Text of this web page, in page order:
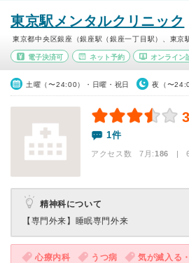
東京駅メンタルクリニック
東京都中央区銀座（銀座駅（銀座一丁目駅）、東京
電子決済可 ネット予約 オンライン
土曜（〜24:00）・日曜・祝日 夜（〜
1件
アクセス数 7月:186 | 6
精神科について
【専門外来】 睡眠専門外来
心療内科 うつ病 気が滅入る